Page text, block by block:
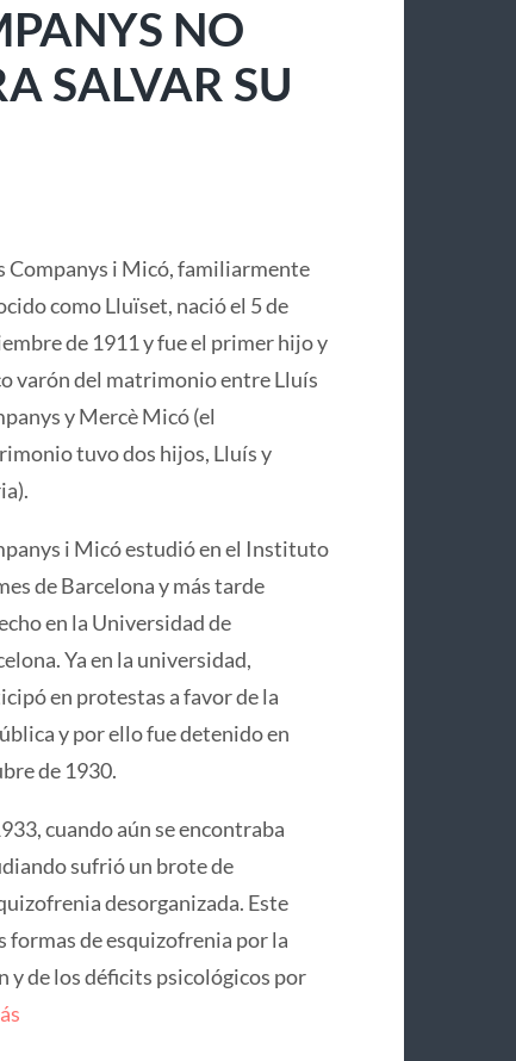
NO
SALVAR SU
Companys i Micó, familiarmente
como Lluïset, nació el 5 de
de 1911 y fue el primer hijo y
varón del matrimonio entre Lluís
y Mercè Micó (el
tuvo dos hijos, Lluís y
i Micó estudió en el Instituto
de Barcelona y más tarde
en la Universidad de
Ya en la universidad,
en protestas a favor de la
y por ello fue detenido en
de 1930.
cuando aún se encontraba
sufrió un brote de
desorganizada. Este
de esquizofrenia por la
y de los déficits psicológicos por